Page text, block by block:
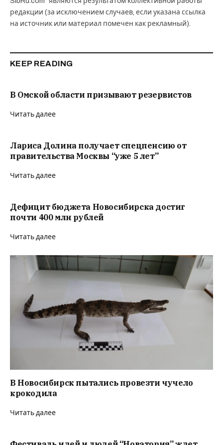
редакции (за исключением случаев, если указана ссылка
на источник или материал помечен как рекламный).
KEEP READING
В Омской области призывают резервистов
Читать далее
Лариса Долина получает спецпенсию от
правительства Москвы “уже 5 лет”
Читать далее
Дефицит бюджета Новосибирска достиг
почти 400 млн рублей
Читать далее
В Новосибирск пытались провезти чучело
крокодила
Читать далее